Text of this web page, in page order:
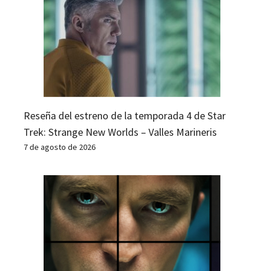
Reseña del estreno de la temporada 4 de Star
Trek: Strange New Worlds – Valles Marineris
7 de agosto de 2026